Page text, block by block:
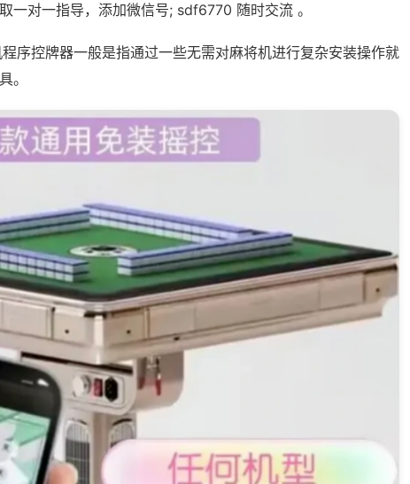
一对一指导，添加微信号; sdf6770 随时交流 。
序控牌器一般是指通过一些无需对麻将机进行复杂安装操作就
。